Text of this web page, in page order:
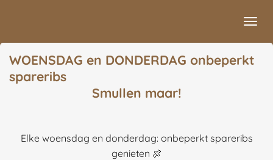
naar
de
hoofdinhoud
WOENSDAG en DONDERDAG onbeperkt
spareribs
Smullen maar!
Elke woensdag en donderdag: onbeperkt spareribs
genieten 🍖